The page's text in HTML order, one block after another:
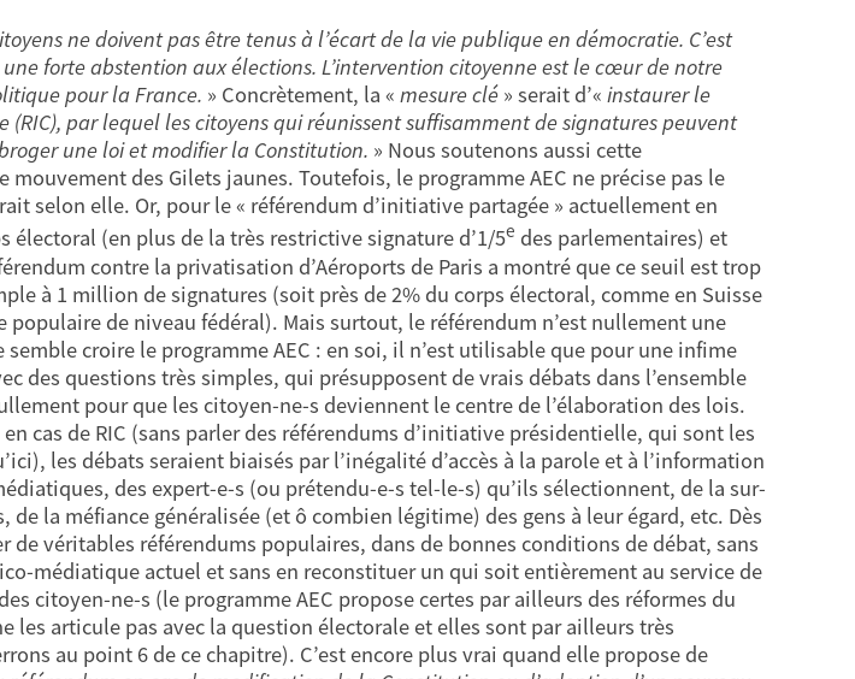
ne doivent pas être tenus à l’écart de la vie publique en démocratie. C’est
forte abstention aux élections. L’intervention citoyenne est le cœur de notre
pour la France. » Concrètement, la « mesure clé» serait d’« instaurer le
(RIC), par lequel les citoyens qui réunissent suffisamment de signatures peuvent
une loi et modifier la Constitution. » Nous soutenons aussi cette
des Gilets jaunes. Toutefois, le programme AEC ne précise pas le
selon elle. Or, pour le « référendum d’initiative partagée » actuellement en
électoral (en plus de la très restrictive signature d’1/5e des parlementaires) et
contre la privatisation d’Aéroports de Paris a montré que ce seuil est trop
à 1 million de signatures (soit près de 2% du corps électoral, comme en Suisse
de niveau fédéral). Mais surtout, le référendum n’est nullement une
semble croire le programme AEC : en soi, il n’est utilisable que pour une infime
des questions très simples, qui présupposent de vrais débats dans l’ensemble
pour que les citoyen-ne-s deviennent le centre de l’élaboration des lois.
cas de RIC (sans parler des référendums d’initiative présidentielle, qui sont les
les débats seraient biaisés par l’inégalité d’accès à la parole et à l’information
des expert-e-s (ou prétendu-e-s tel-le-s) qu’ils sélectionnent, de la sur-
la méfiance généralisée (et ô combien légitime) des gens à leur égard, etc. Dès
de véritables référendums populaires, dans de bonnes conditions de débat, sans
médiatique actuel et sans en reconstituer un qui soit entièrement au service de
citoyen-ne-s (le programme AEC propose certes par ailleurs des réformes du
les articule pas avec la question électorale et elles sont par ailleurs très
au point 6 de ce chapitre). C’est encore plus vrai quand elle propose de